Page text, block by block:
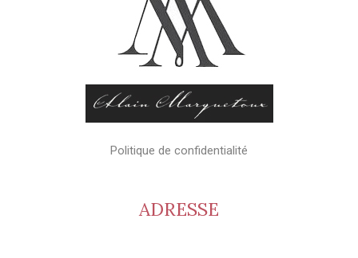
Politique de confidentialité
ADRESSE